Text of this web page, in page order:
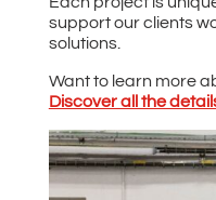
support our clients
solutions.
Want to learn more
Discover all the